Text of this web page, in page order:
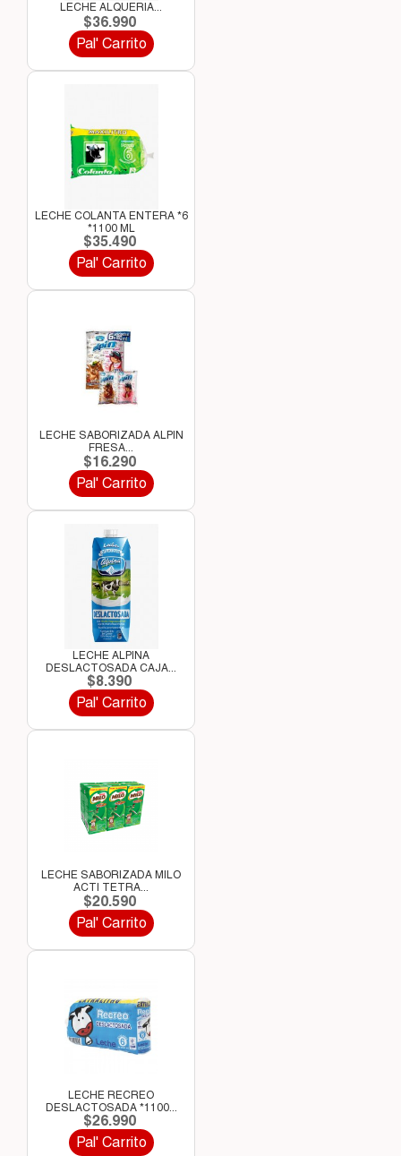
LECHE ALQUERIA...
$36.990
Pal' Carrito
LECHE COLANTA ENTERA *6
*1100 ML
$35.490
Pal' Carrito
LECHE SABORIZADA ALPIN
FRESA...
$16.290
Pal' Carrito
LECHE ALPINA
DESLACTOSADA CAJA...
$8.390
Pal' Carrito
LECHE SABORIZADA MILO
ACTI TETRA...
$20.590
Pal' Carrito
LECHE RECREO
DESLACTOSADA *1100...
$26.990
Pal' Carrito